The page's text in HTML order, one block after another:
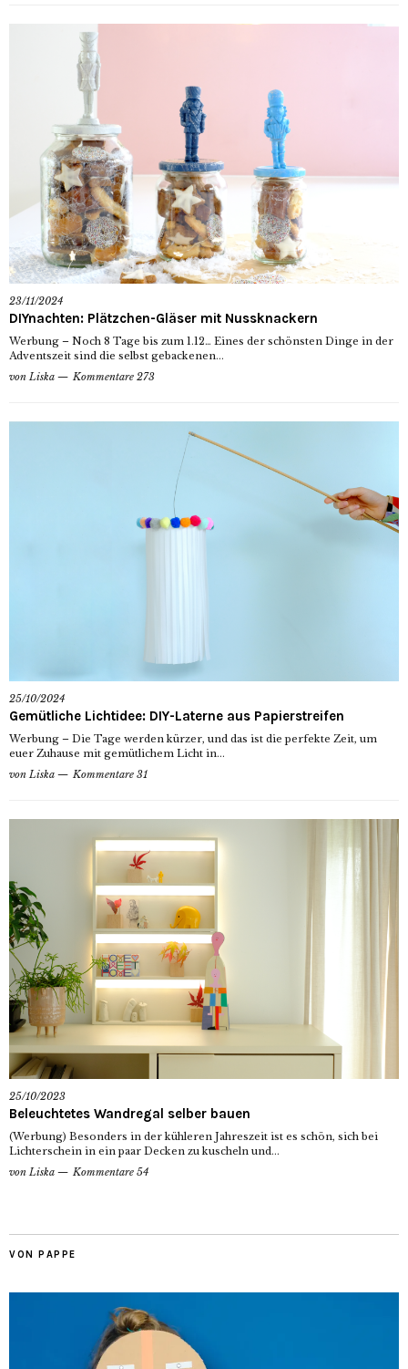
23/11/2024
DIYnachten: Plätzchen-Gläser mit Nussknackern
Werbung – Noch 8 Tage bis zum 1.12… Eines der schönsten Dinge in der
Adventszeit sind die selbst gebackenen...
von Liska Kommentare 273
25/10/2024
Gemütliche Lichtidee: DIY-Laterne aus Papierstreifen
Werbung – Die Tage werden kürzer, und das ist die perfekte Zeit, um
euer Zuhause mit gemütlichem Licht in...
von Liska Kommentare 31
25/10/2023
Beleuchtetes Wandregal selber bauen
(Werbung) Besonders in der kühleren Jahreszeit ist es schön, sich bei
Lichterschein in ein paar Decken zu kuscheln und...
von Liska Kommentare 54
VON PAPPE